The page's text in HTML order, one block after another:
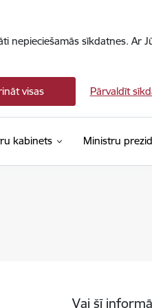
nepieciešamās sīkdatnes.
visas Pārvaldīt
kabinets Ministru
Vai šī